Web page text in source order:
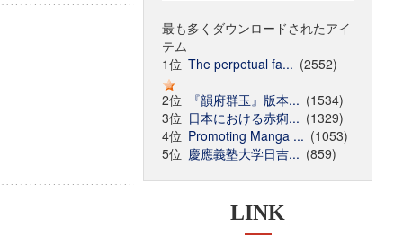
最も多くダウンロードされたアイ
テム
1位 The perpetual fa... (2552)
2位
『韻府群玉』版本... (1534)
3位 日本における赤痢... (1329)
4位 Promoting Manga ... (1053)
5位 慶應義塾大学日吉... (859)
LINK